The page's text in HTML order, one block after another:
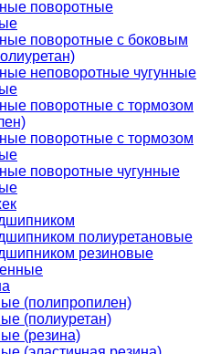
поворотные
поворотные с боковым
неповоротные чугунные
поворотные с тормозом
поворотные с тормозом
поворотные чугунные
полиуретановые
резиновые
(полипропилен)
(полиуретан)
(резина)